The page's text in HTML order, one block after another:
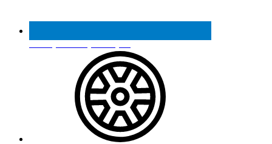
Реестр МинПромТорга